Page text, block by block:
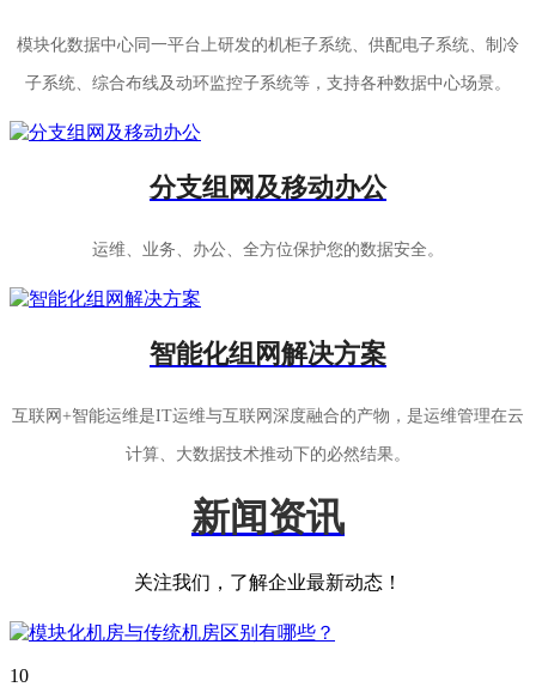
模块化数据中心同一平台上研发的机柜子系统、供配电子系统、制冷
子系统、综合布线及动环监控子系统等，支持各种数据中心场景。
分支组网及移动办公
运维、业务、办公、全方位保护您的数据安全。
智能化组网解决方案
互联网+智能运维是IT运维与互联网深度融合的产物，是运维管理在云
计算、大数据技术推动下的必然结果。
新闻资讯
关注我们，了解企业最新动态！
10